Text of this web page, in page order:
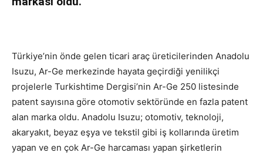
Türkiye’nin önde gelen ticari araç üreticilerinden Anadolu
Isuzu, Ar-Ge merkezinde hayata geçirdiği yenilikçi
projelerle Turkishtime Dergisi’nin Ar-Ge 250 listesinde
patent sayısına göre otomotiv sektöründe en fazla patent
alan marka oldu. Anadolu Isuzu; otomotiv, teknoloji,
akaryakıt, beyaz eşya ve tekstil gibi iş kollarında üretim
yapan ve en çok Ar-Ge harcaması yapan şirketlerin